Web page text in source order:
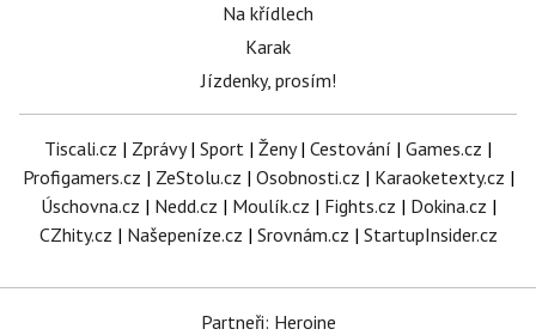
Na křídlech
Karak
Jízdenky, prosím!
Tiscali.cz | Zprávy| Sport | Ženy| Cestování | Games.cz |
Profigamers.cz | ZeStolu.cz | Osobnosti.cz | Karaoketexty.cz |
Úschovna.cz | Nedd.cz | Moulík.cz | Fights.cz | Dokina.cz |
CZhity.cz | Našepeníze.cz | Srovnám.cz | StartupInsider.cz
Partneři: Heroine